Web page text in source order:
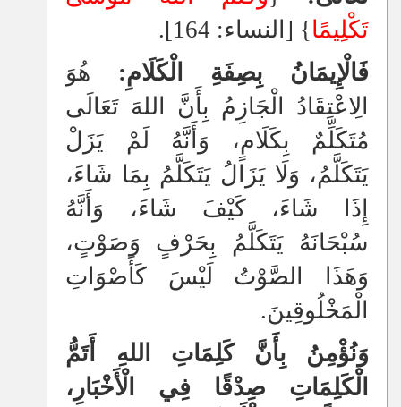
تَكْلِيمًا} [النساء: 164].
فَالْإِيمَانُ بِصِفَةِ الْكَلَامِ: هُوَ
الِاعْتِقَادُ الْجَازِمُ بِأَنَّ اللهَ تَعَالَى
مُتَكَلِّمٌ بِكَلَامٍ، وَأَنَّهُ لَمْ يَزَلْ
يَتَكَلَّمُ، وَلَا يَزَالُ يَتَكَلَّمُ بِمَا شَاءَ،
إِذَا شَاءَ، كَيْفَ شَاءَ، وَأَنَّهُ
سُبْحَانَهُ يَتَكَلَّمُ بِحَرْفٍ وَصَوْتٍ،
وَهَذَا الصَّوْتُ لَيْسَ كَأَصْوَاتِ
الْمَخْلُوقِينَ.
وَنُؤْمِنُ بِأَنَّ كَلِمَاتِ اللهِ أَتَمُّ
الْكَلِمَاتِ صِدْقًا فِي الْأَخْبَارِ،